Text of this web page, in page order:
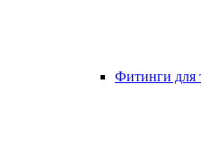
Фитинги для